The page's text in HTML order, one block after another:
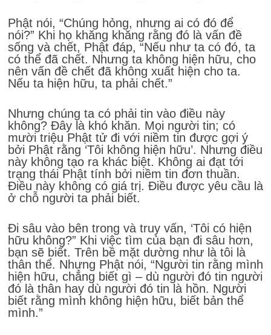
Phật nói, “Chúng hỏng, nhưng ai có đó để
nói?” Khi họ khăng khăng rằng đó là vấn đề
sống và chết, Phật đáp, “Nếu như ta có đó, ta
có thể đã chết. Nhưng ta không hiện hữu, cho
nên vấn đề chết đã không xuất hiện cho ta.
Nếu ta hiện hữu, ta phải chết.”
Nhưng chúng ta có phải tin vào điều này
không? Đây là khó khăn. Mọi người tin; có
mười triệu Phật tử đi với niềm tin được gợi ý
bởi Phật rằng ‘Tôi không hiện hữu’. Nhưng điều
này không tạo ra khác biệt. Không ai đạt tới
trạng thái Phật tính bởi niềm tin đơn thuần.
Điều này không có giá trị. Điều được yêu cầu là
ở chỗ người ta phải biết.
Đi sâu vào bên trong và truy vấn, ‘Tôi có hiện
hữu không?” Khi việc tìm của bạn đi sâu hơn,
bạn sẽ biết. Trên bề mặt dường như là tôi là
thân thể. Nhưng Phật nói, “Người tin rằng mình
hiện hữu, chẳng biết gì – dù người đó tin người
đó là thân hay dù người đó tin là hồn. Người
biết rằng mình không hiện hữu, biết bản thể
mình.”